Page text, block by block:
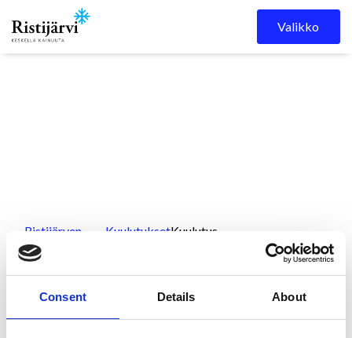
Consent Details About
Skip to content
Valikko
Ristijärven
kunta
KuulutuksetKuulutus
rakennustarkastajan